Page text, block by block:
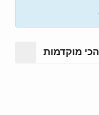
.
הכי מוקדמות